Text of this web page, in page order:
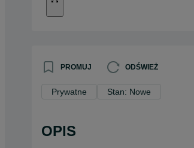
PROMUJ ODŚWIEŻ
Prywatne Stan: Nowe
OPIS